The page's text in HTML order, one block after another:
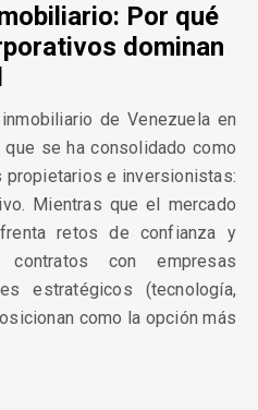
Por qué
dominan
de Venezuela en
se ha consolidado como
propietarios e inversionistas:
Mientras que el mercado
retos de confianza y
con empresas
estratégicos (tecnología,
como la opción más